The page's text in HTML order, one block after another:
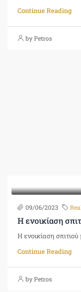
Continue Reading
by Petros
09/06/2023
Η ενοικίαση
Η ενοικίαση
Continue Reading
by Petros